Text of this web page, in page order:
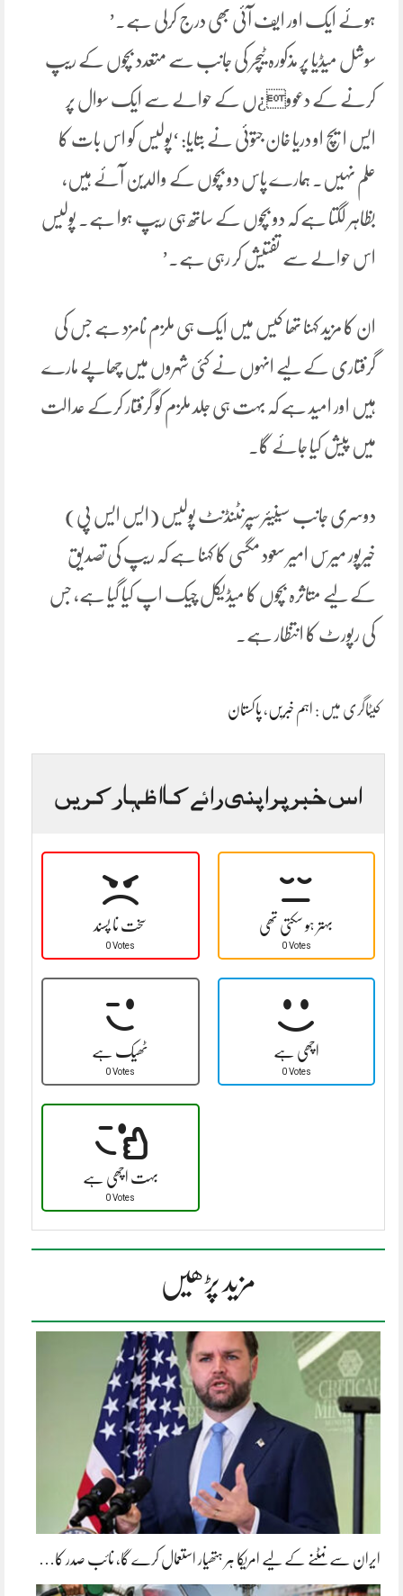
ہوئے ایک اور ایف آئی بھی درج کرلی ہے۔’
سوشل میڈیا پر مذکورہ ٹیچر کی جانب سے متعدد بچوں کے ریپ
کرنے کے دعوو¿ں کے حوالے سے ایک سوال پر
ایس ایچ او دریا خان جتوئی نے بتایا: ‘پولیس کو اس بات کا
علم نہیں۔ ہمارے پاس دو بچوں کے والدین آئے ہیں،
بظاہر لگتا ہے کہ دو بچوں کے ساتھ ہی ریپ ہوا ہے۔ پولیس
اس حوالے سے تفتیش کر رہی ہے۔’
ان کا مزید کہنا تھا کیس میں ایک ہی ملزم نامزد ہے جس کی
گرفتاری کے لیے انہوں نے کئی شہروں میں چھاپے مارے
ہیں اور امید ہے کہ بہت ہی جلد ملزم کو گرفتار کرکے عدالت
میں پیش کیا جائے گا۔
دوسری جانب سینیئر سپرنٹنڈنٹ پولیس (ایس ایس پی)
خیرپور میرس امیر سعود مگسی کا کہنا ہے کہ ریپ کی تصدیق
کے لیے متاثرہ بچوں کا میڈیکل چیک اپ کیا گیا ہے، جس
کی رپورٹ کا انتظار ہے۔
کیٹاگری میں : اہم خبریں ، پاکستان
اس خبر پر اپنی رائے کا اظہار کریں
سخت نا پسند
0 Votes
بہتر ہو سکتی تھی
0 Votes
ٹھیک ہے
0 Votes
اچھی ہے
0 Votes
بہت اچھی ہے
0 Votes
مزید پڑھیں
ایران سے نمٹنے کے لیے امریکا ہر ہتھیار استعمال کرے گا، نائب صدر کا…